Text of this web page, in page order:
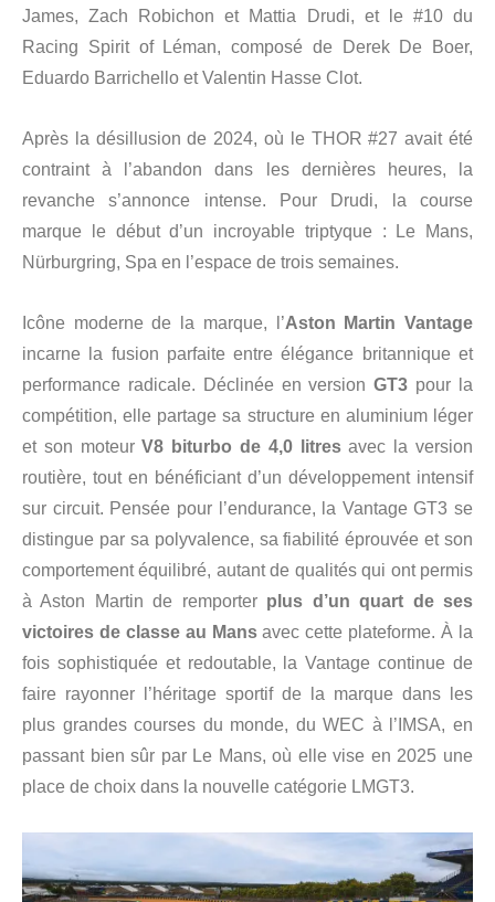
James, Zach Robichon et Mattia Drudi, et le #10 du
Racing Spirit of Léman, composé de Derek De Boer,
Eduardo Barrichello et Valentin Hasse Clot.
Après la désillusion de 2024, où le THOR #27 avait été
contraint à l’abandon dans les dernières heures, la
revanche s’annonce intense. Pour Drudi, la course
marque le début d’un incroyable triptyque : Le Mans,
Nürburgring, Spa en l’espace de trois semaines.
Icône moderne de la marque, l’Aston Martin Vantage
incarne la fusion parfaite entre élégance britannique et
performance radicale. Déclinée en versionGT3 pour la
compétition, elle partage sa structure en aluminium léger
et son moteurV8 biturbo de 4,0 litresavec la version
routière, tout en bénéficiant d’un développement intensif
sur circuit. Pensée pour l’endurance, la Vantage GT3 se
distingue par sa polyvalence, sa fiabilité éprouvée et son
comportement équilibré, autant de qualités qui ont permis
à Aston Martin de remporter plus d’un quart de ses
victoires de classe au Mansavec cette plateforme. À la
fois sophistiquée et redoutable, la Vantage continue de
faire rayonner l’héritage sportif de la marque dans les
plus grandes courses du monde, du WEC à l’IMSA, en
passant bien sûr par Le Mans, où elle vise en 2025 une
place de choix dans la nouvelle catégorie LMGT3.